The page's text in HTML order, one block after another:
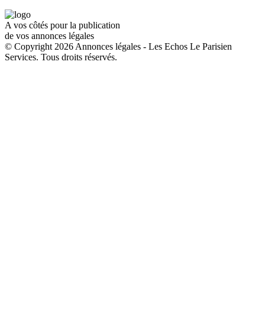
A vos côtés pour la publication
de vos annonces légales
© Copyright 2026 Annonces légales - Les Echos Le Parisien
Services. Tous droits réservés.